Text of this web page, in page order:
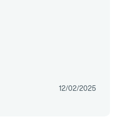
12/02/2025